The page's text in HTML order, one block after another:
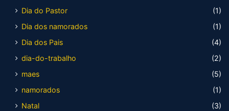
Dia do Pastor
(1)
Dia dos namorados
(1)
Dia dos Pais
(4)
dia-do-trabalho
(2)
maes
(5)
namorados
(1)
Natal
(3)